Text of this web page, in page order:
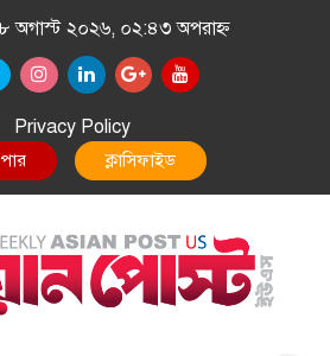
অগাস্ট ২০২৬, ০২:৪৩ অপরাহ্ন
Privacy Policy
Classified